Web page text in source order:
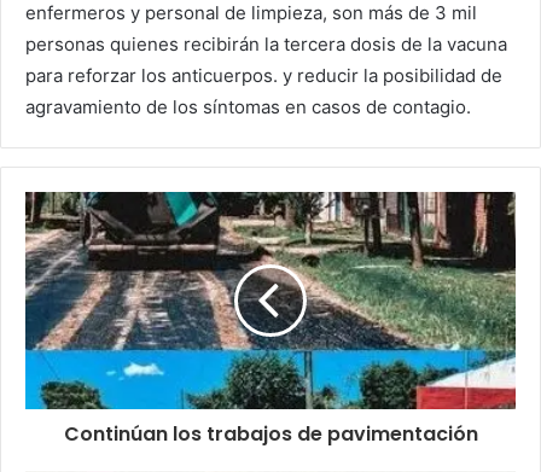
enfermeros y personal de limpieza, son más de 3 mil
personas quienes recibirán la tercera dosis de la vacuna
para reforzar los anticuerpos. y reducir la posibilidad de
agravamiento de los síntomas en casos de contagio.
Continúan los trabajos de pavimentación